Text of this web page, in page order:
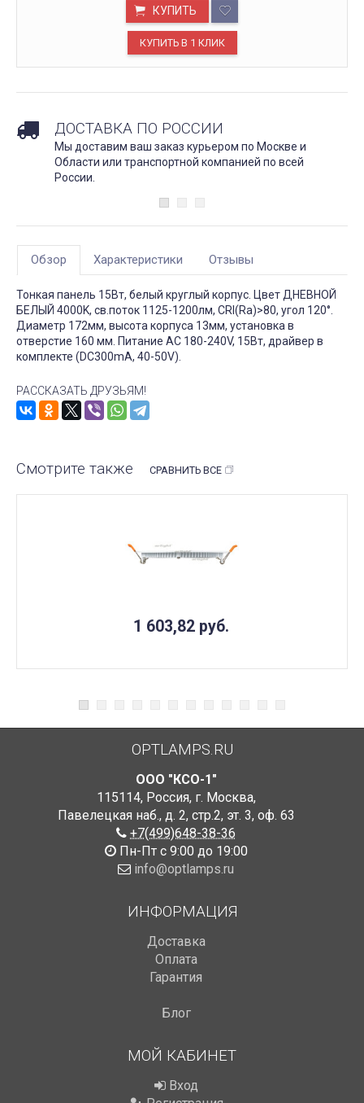
КУПИТЬ
ДОСТАВКА ПО РОССИИ
Мы доставим ваш заказ курьером по Москве и
Области или транспортной компанией по всей
России.
Обзор Характеристики Отзывы
Тонкая панель 15Вт, белый круглый корпус. Цвет ДНЕВНОЙ
БЕЛЫЙ 4000K, св.поток 1125-1200лм, CRI(Ra)>80, угол 120°.
Диаметр 172мм, высота корпуса 13мм, установка в
отверстие 160 мм. Питание AC 180-240V, 15Вт, драйвер в
комплекте (DC300mA, 40-50V).
РАССКАЗАТЬ ДРУЗЬЯМ!
Смотрите также СРАВНИТЬ ВСЕ
1 603,82 руб.
OPTLAMPS.RU
ООО "КСО-1"
115114, Россия, г. Москва,
Павелецкая наб., д. 2, стр.2, эт. 3, оф. 63
+7(499)648-38-36
Пн-Пт с 9:00 до 19:00
info@optlamps.ru
ИНФОРМАЦИЯ
Доставка
Оплата
Гарантия
Блог
МОЙ КАБИНЕТ
Вход